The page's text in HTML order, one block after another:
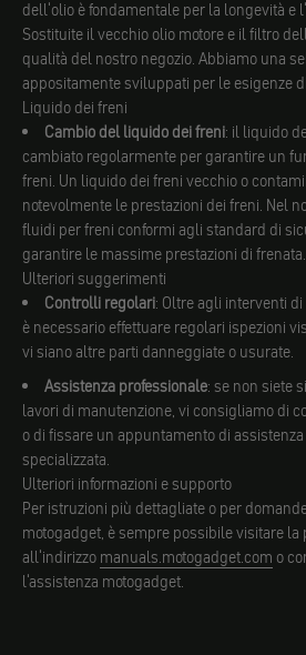
dell'olio è fondamentale per la longevità e
Sostituite il vecchio olio motore e il filtro
qualità del nostro negozio. Abbiamo una
appositamente sviluppati per le esigenze
Liquido dei freni
Cambio del liquido dei freni: il liquido
cambiato regolarmente per garantire un
freni. Un liquido dei freni vecchio o
notevolmente le prestazioni dei freni. Nel
fluidi per freni conformi agli standard di
garantire le massime prestazioni di frenata.
Ulteriori suggerimenti
Controlli regolari: Oltre agli interventi
è necessario effettuare regolari ispezioni
vi siano altre parti danneggiate o usurate.
Assistenza professionale: se non siete
lavori di manutenzione, vi consigliamo di
o di fissare un appuntamento di
specializzata.
Ulteriori informazioni e supporto
Per istruzioni più dettagliate o per
motogadget, è sempre possibile visitare
all'indirizzo manuals.motogadget.com o
l'assistenza motogadget.